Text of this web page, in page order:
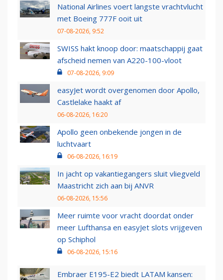
National Airlines voert langste vrachtvlucht
met Boeing 777F ooit uit
07-08-2026, 9:52
SWISS hakt knoop door: maatschappij gaat
afscheid nemen van A220-100-vloot
07-08-2026, 9:09
easyJet wordt overgenomen door Apollo,
Castlelake haakt af
06-08-2026, 16:20
Apollo geen onbekende jongen in de
luchtvaart
06-08-2026, 16:19
In jacht op vakantiegangers sluit vliegveld
Maastricht zich aan bij ANVR
06-08-2026, 15:56
Meer ruimte voor vracht doordat onder
meer Lufthansa en easyJet slots vrijgeven
op Schiphol
06-08-2026, 15:16
Embraer E195-E2 biedt LATAM kansen: